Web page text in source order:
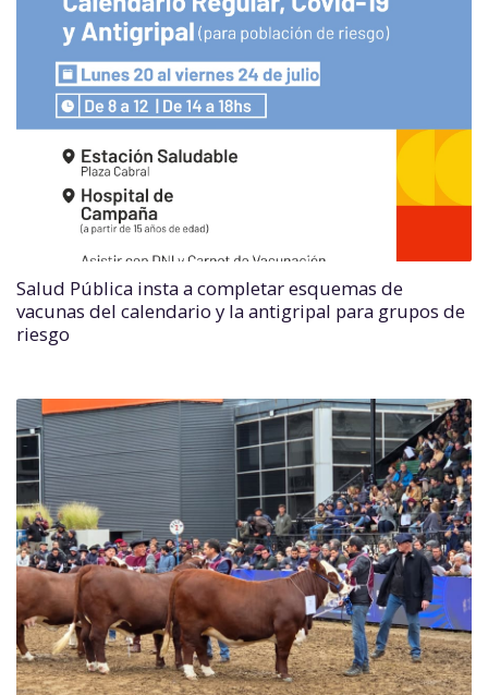
Salud Pública insta a completar esquemas de
vacunas del calendario y la antigripal para grupos de
riesgo